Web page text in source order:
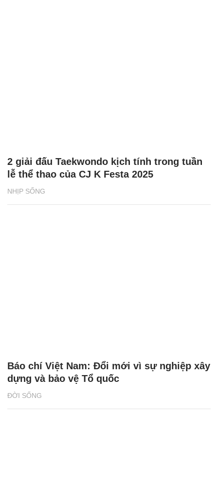
NHỊP SỐNG
2 giải đấu Taekwondo kịch tính trong tuần
lễ thể thao của CJ K Festa 2025
ĐỜI SỐNG
Báo chí Việt Nam: Đổi mới vì sự nghiệp xây
dựng và bảo vệ Tổ quốc